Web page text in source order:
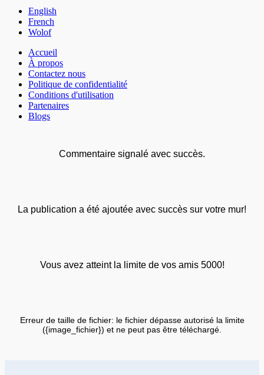
English
French
Wolof
Accueil
À propos
Contactez nous
Politique de confidentialité
Conditions d'utilisation
Partenaires
Blogs
Commentaire signalé avec succès.
La publication a été ajoutée avec succès sur votre mur!
Vous avez atteint la limite de vos amis 5000!
Erreur de taille de fichier: le fichier dépasse autorisé la limite
({image_fichier}) et ne peut pas être téléchargé.